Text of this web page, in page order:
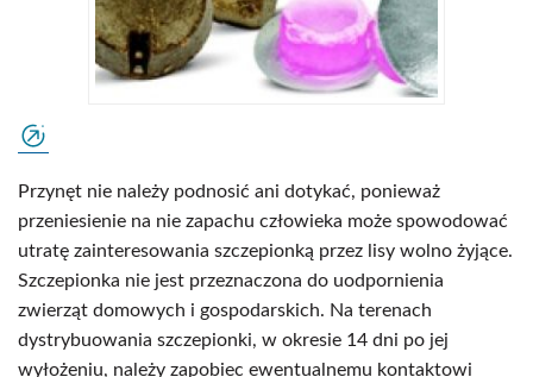
Przynęt nie należy podnosić ani dotykać, ponieważ
przeniesienie na nie zapachu człowieka może spowodować
utratę zainteresowania szczepionką przez lisy wolno żyjące.
Szczepionka nie jest przeznaczona do uodpornienia
zwierząt domowych i gospodarskich. Na terenach
dystrybuowania szczepionki, w okresie 14 dni po jej
wyłożeniu, należy zapobiec ewentualnemu kontaktowi